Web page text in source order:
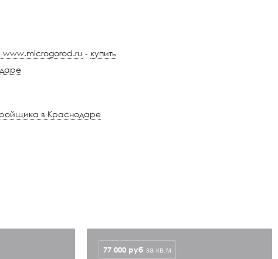
www.microgorod.ru - купить
в Краснодаре
77 000 руб за кв.м